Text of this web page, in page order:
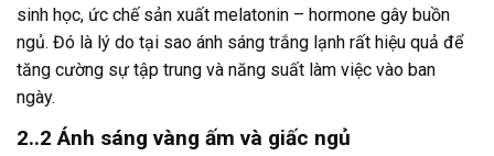
sinh học, ức chế sản xuất melatonin – hormone gây buồn
ngủ. Đó là lý do tại sao ánh sáng trắng lạnh rất hiệu quả để
tăng cường sự tập trung và năng suất làm việc vào ban
ngày.
2..2 Ánh sáng vàng ấm và giấc ngủ